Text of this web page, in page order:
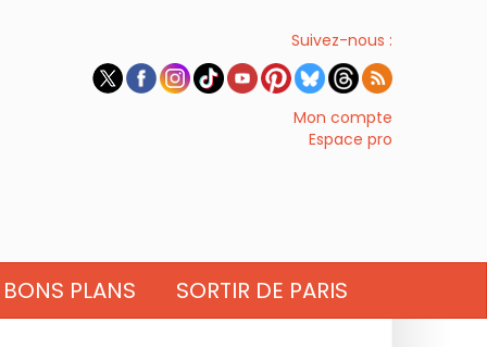
Suivez-nous :
Mon compte
Espace pro
BONS PLANS SORTIR DE PARIS